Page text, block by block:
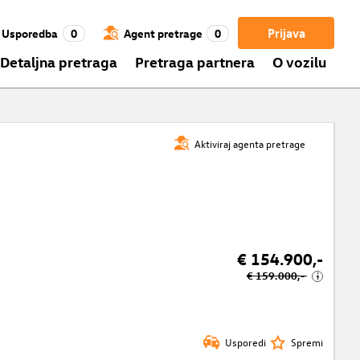
Prijava
Usporedba 0 Agent pretrage 0
Detaljna pretraga Pretraga partnera O vozilu
Aktiviraj agenta pretrage
€ 154.900,-
€ 159.000,- i
Usporedi Spremi